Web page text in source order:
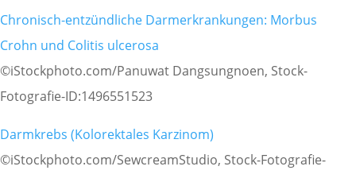
Chronisch-entzündliche Darmerkrankungen: Morbus
Crohn und Colitis ulcerosa
©iStockphoto.com/Panuwat Dangsungnoen, Stock-
Fotografie-ID:1496551523
Darmkrebs (Kolorektales Karzinom)
©iStockphoto.com/SewcreamStudio, Stock-Fotografie-